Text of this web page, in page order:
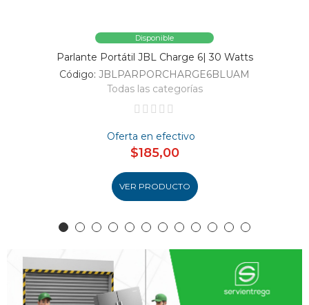
Disponible
Parlante Portátil JBL Charge 6| 30 Watts
Código: JBLPARPORCHARGE6BLUAM
Todas las categorías
Oferta en efectivo
$185,00
VER PRODUCTO